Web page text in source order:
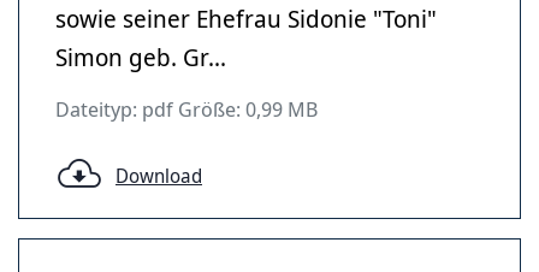
sowie seiner Ehefrau Sidonie "Toni"
Simon geb. Gr...
Dateityp: pdf Größe: 0,99 MB
Download